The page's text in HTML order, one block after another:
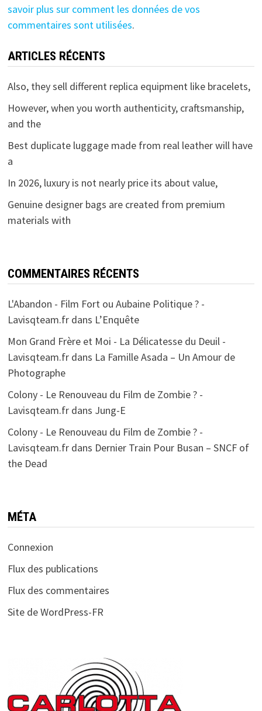
savoir plus sur comment les données de vos
commentaires sont utilisées.
ARTICLES RÉCENTS
Also, they sell different replica equipment like bracelets,
However, when you worth authenticity, craftsmanship,
and the
Best duplicate luggage made from real leather will have
a
In 2026, luxury is not nearly price its about value,
Genuine designer bags are created from premium
materials with
COMMENTAIRES RÉCENTS
L'Abandon - Film Fort ou Aubaine Politique ? -
Lavisqteam.frdans L’Enquête
Mon Grand Frère et Moi - La Délicatesse du Deuil -
Lavisqteam.frdans La Famille Asada – Un Amour de
Photographe
Colony - Le Renouveau du Film de Zombie ? -
Lavisqteam.frdans Jung-E
Colony - Le Renouveau du Film de Zombie ? -
Lavisqteam.frdans Dernier Train Pour Busan – SNCF of
the Dead
MÉTA
Connexion
Flux des publications
Flux des commentaires
Site de WordPress-FR